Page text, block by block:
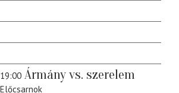
19:00 Ármány vs. szerelem
Előcsarnok